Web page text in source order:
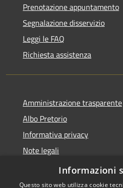
Prenotazione appuntamento
Segnalazione disservizio
Leggi le FAQ
Richiesta assistenza
Amministrazione trasparente
Albo Pretorio
Informativa privacy
Note legali
Dichiarazione di accessibilità
Informazioni
Questo sito web utilizza cookie